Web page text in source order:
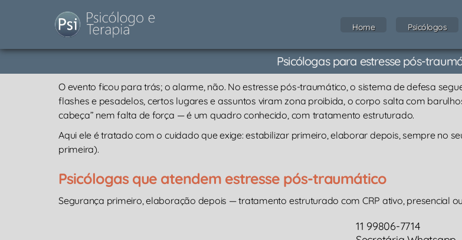
Home Psicólogos
Psicólogas para estresse pós-
O evento ficou para trás; o alarme, não. No estresse pós-traumático, o sistema de defesa
flashes e pesadelos, certos lugares e assuntos viram zona proibida, o corpo salta com
cabeça” nem falta de força — é um quadro conhecido, com tratamento estruturado.
Aqui ele é tratado com o cuidado que exige: estabilizar primeiro, elaborar depois, sempre no
primeira).
Psicólogas que atendem estresse pós-traumático
Segurança primeiro, elaboração depois — tratamento estruturado com CRP ativo, presencial
11 99806-7714